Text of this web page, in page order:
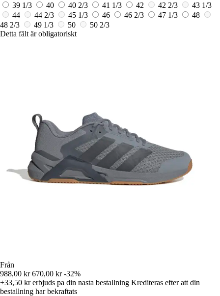
39 1/3
40 40 2/3 41 1/3 42 42 2/3
43 1/3
44
44 2/3 45 1/3 46 46 2/3 47 1/3
48
48 2/3
49 1/3 50
50 2/3
Detta fält är obligatoriskt
Från
988,00 kr 670,00 kr -32%
+33,50 krerbjuds pa din nasta bestallning Krediteras efter att din
bestallning har bekraftats